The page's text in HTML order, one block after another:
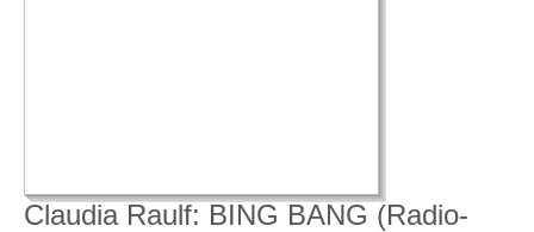
Claudia Raulf: BING BANG (Radio-